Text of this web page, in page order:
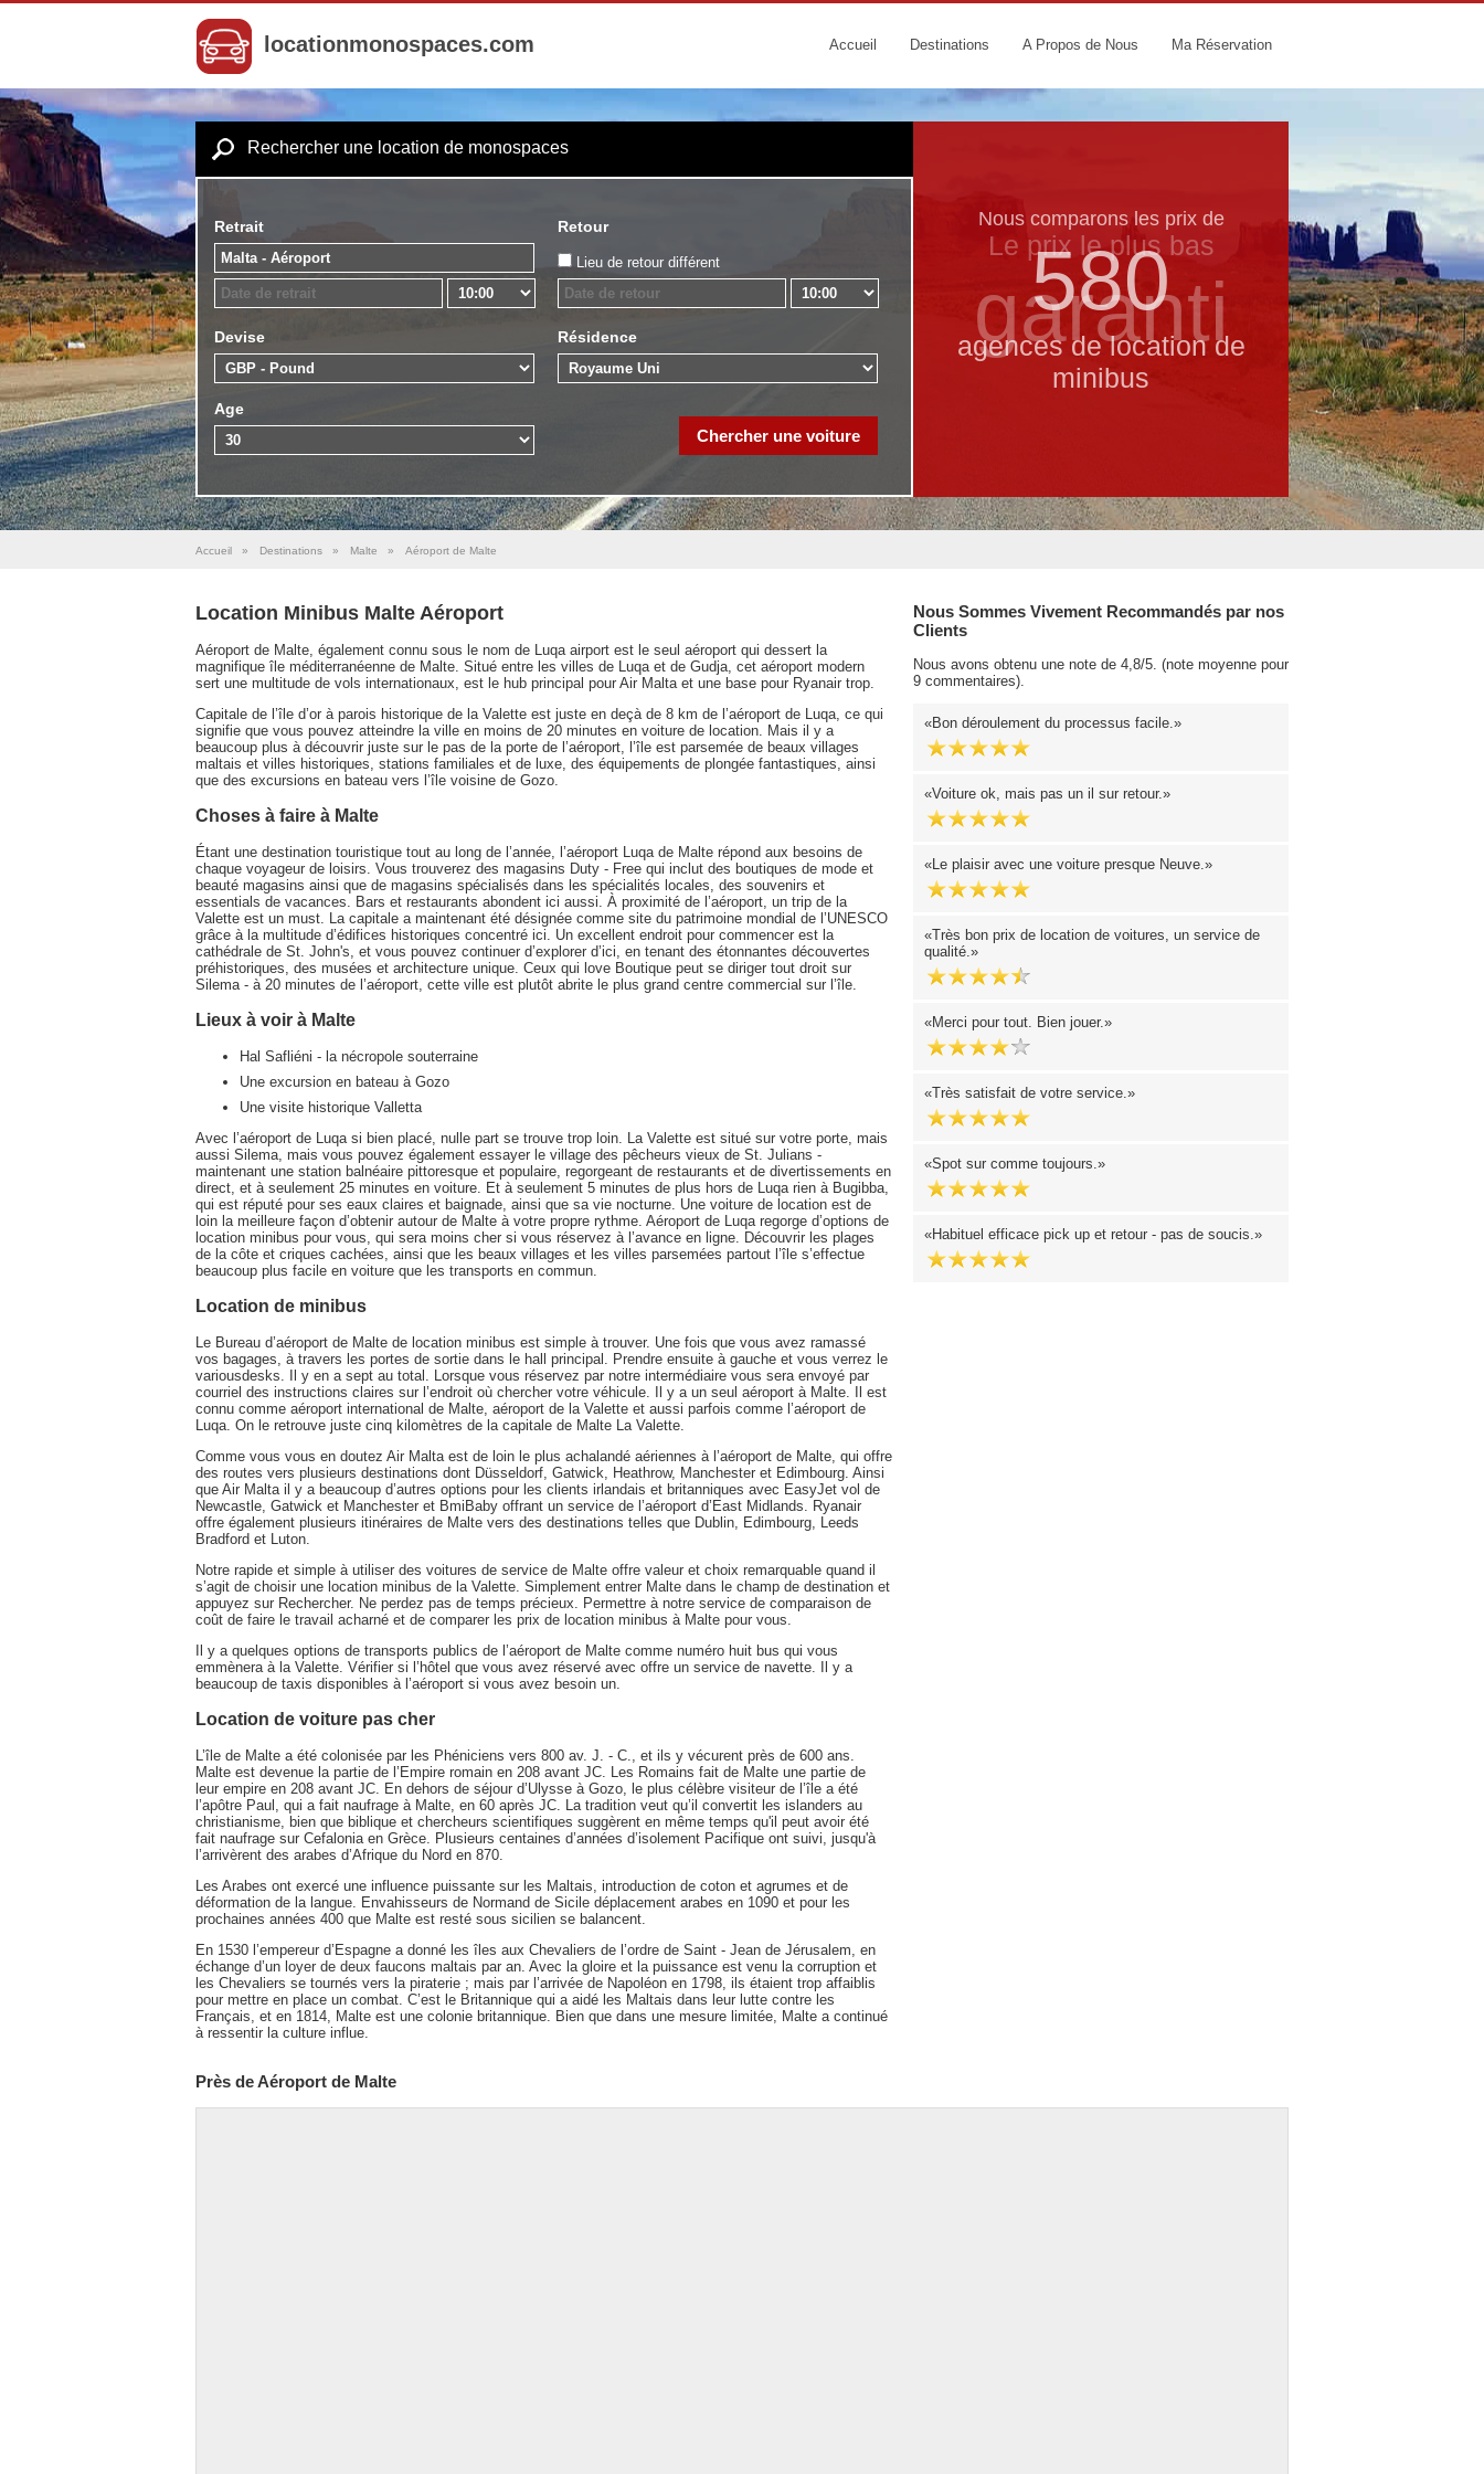
locationmonospaces.com Accueil Destinations A Propos de Nous Ma Réservation
Rechercher une location de monospaces
Retrait Retour
Lieu de retour différent
Devise Résidence
Age
Nous comparons les prix de
580
agences de location de
minibus
Le prix le​ plus bas
garanti
Accueil » Destinations » Malte » Aéroport de Malte
Location Minibus Malte Aéroport
Aéroport de Malte, également connu sous le nom de Luqa airport est le seul aéroport qui dessert la
magnifique île méditerranéenne de Malte. Situé entre les villes de Luqa et de Gudja, cet aéroport modern
sert une multitude de vols internationaux, est le hub principal pour Air Malta et une base pour Ryanair trop.
Capitale de l’île d’or à parois historique de la Valette est juste en deçà de 8 km de l’aéroport de Luqa, ce qui
signifie que vous pouvez atteindre la ville en moins de 20 minutes en voiture de location. Mais il y a
beaucoup plus à découvrir juste sur le pas de la porte de l’aéroport, l’île est parsemée de beaux villages
maltais et villes historiques, stations familiales et de luxe, des équipements de plongée fantastiques, ainsi
que des excursions en bateau vers l’île voisine de Gozo.
Choses à faire à Malte
Étant une destination touristique tout au long de l’année, l’aéroport Luqa de Malte répond aux besoins de
chaque voyageur de loisirs. Vous trouverez des magasins Duty - Free qui inclut des boutiques de mode et
beauté magasins ainsi que de magasins spécialisés dans les spécialités locales, des souvenirs et
essentials de vacances. Bars et restaurants abondent ici aussi. À proximité de l’aéroport, un trip de la
Valette est un must. La capitale a maintenant été désignée comme site du patrimoine mondial de l’UNESCO
grâce à la multitude d’édifices historiques concentré ici. Un excellent endroit pour commencer est la
cathédrale de St. John's, et vous pouvez continuer d’explorer d’ici, en tenant des étonnantes découvertes
préhistoriques, des musées et architecture unique. Ceux qui love Boutique peut se diriger tout droit sur
Silema - à 20 minutes de l’aéroport, cette ville est plutôt abrite le plus grand centre commercial sur l’île.
Lieux à voir à Malte
Hal Safliéni - la nécropole souterraine
Une excursion en bateau à Gozo
Une visite historique Valletta
Avec l’aéroport de Luqa si bien placé, nulle part se trouve trop loin. La Valette est situé sur votre porte, mais
aussi Silema, mais vous pouvez également essayer le village des pêcheurs vieux de St. Julians -
maintenant une station balnéaire pittoresque et populaire, regorgeant de restaurants et de divertissements en
direct, et à seulement 25 minutes en voiture. Et à seulement 5 minutes de plus hors de Luqa rien à Bugibba,
qui est réputé pour ses eaux claires et baignade, ainsi que sa vie nocturne. Une voiture de location est de
loin la meilleure façon d’obtenir autour de Malte à votre propre rythme. Aéroport de Luqa regorge d’options de
location minibus pour vous, qui sera moins cher si vous réservez à l’avance en ligne. Découvrir les plages
de la côte et criques cachées, ainsi que les beaux villages et les villes parsemées partout l’île s’effectue
beaucoup plus facile en voiture que les transports en commun.
Location de minibus
Le Bureau d’aéroport de Malte de location minibus est simple à trouver. Une fois que vous avez ramassé
vos bagages, à travers les portes de sortie dans le hall principal. Prendre ensuite à gauche et vous verrez le
variousdesks. Il y en a sept au total. Lorsque vous réservez par notre intermédiaire vous sera envoyé par
courriel des instructions claires sur l’endroit où chercher votre véhicule. Il y a un seul aéroport à Malte. Il est
connu comme aéroport international de Malte, aéroport de la Valette et aussi parfois comme l’aéroport de
Luqa. On le retrouve juste cinq kilomètres de la capitale de Malte La Valette.
Comme vous vous en doutez Air Malta est de loin le plus achalandé aériennes à l’aéroport de Malte, qui offre
des routes vers plusieurs destinations dont Düsseldorf, Gatwick, Heathrow, Manchester et Edimbourg. Ainsi
que Air Malta il y a beaucoup d’autres options pour les clients irlandais et britanniques avec EasyJet vol de
Newcastle, Gatwick et Manchester et BmiBaby offrant un service de l’aéroport d’East Midlands. Ryanair
offre également plusieurs itinéraires de Malte vers des destinations telles que Dublin, Edimbourg, Leeds
Bradford et Luton.
Notre rapide et simple à utiliser des voitures de service de Malte offre valeur et choix remarquable quand il
s’agit de choisir une location minibus de la Valette. Simplement entrer Malte dans le champ de destination et
appuyez sur Rechercher. Ne perdez pas de temps précieux. Permettre à notre service de comparaison de
coût de faire le travail acharné et de comparer les prix de location minibus à Malte pour vous.
Il y a quelques options de transports publics de l’aéroport de Malte comme numéro huit bus qui vous
emmènera à la Valette. Vérifier si l’hôtel que vous avez réservé avec offre un service de navette. Il y a
beaucoup de taxis disponibles à l’aéroport si vous avez besoin un.
Location de voiture pas cher
L’île de Malte a été colonisée par les Phéniciens vers 800 av. J. - C., et ils y vécurent près de 600 ans.
Malte est devenue la partie de l’Empire romain en 208 avant JC. Les Romains fait de Malte une partie de
leur empire en 208 avant JC. En dehors de séjour d’Ulysse à Gozo, le plus célèbre visiteur de l’île a été
l’apôtre Paul, qui a fait naufrage à Malte, en 60 après JC. La tradition veut qu’il convertit les islanders au
christianisme, bien que biblique et chercheurs scientifiques suggèrent en même temps qu'il peut avoir été
fait naufrage sur Cefalonia en Grèce. Plusieurs centaines d’années d’isolement Pacifique ont suivi, jusqu'à
l’arrivèrent des arabes d’Afrique du Nord en 870.
Les Arabes ont exercé une influence puissante sur les Maltais, introduction de coton et agrumes et de
déformation de la langue. Envahisseurs de Normand de Sicile déplacement arabes en 1090 et pour les
prochaines années 400 que Malte est resté sous sicilien se balancent.
En 1530 l’empereur d’Espagne a donné les îles aux Chevaliers de l’ordre de Saint - Jean de Jérusalem, en
échange d’un loyer de deux faucons maltais par an. Avec la gloire et la puissance est venu la corruption et
les Chevaliers se tournés vers la piraterie ; mais par l’arrivée de Napoléon en 1798, ils étaient trop affaiblis
pour mettre en place un combat. C’est le Britannique qui a aidé les Maltais dans leur lutte contre les
Français, et en 1814, Malte est une colonie britannique. Bien que dans une mesure limitée, Malte a continué
à ressentir la culture influe.
Nous Sommes Vivement Recommandés par nos
Clients
Nous avons obtenu une note de 4,8/5. (note moyenne pour
9 commentaires).
Bon déroulement du processus facile.
Voiture ok, mais pas un il sur retour.
Le plaisir avec une voiture presque Neuve.
Très bon prix de location de voitures, un service de
qualité.
Merci pour tout. Bien jouer.
Très satisfait de votre service.
Spot sur comme toujours.
Habituel efficace pick up et retour - pas de soucis.
Près de Aéroport de Malte